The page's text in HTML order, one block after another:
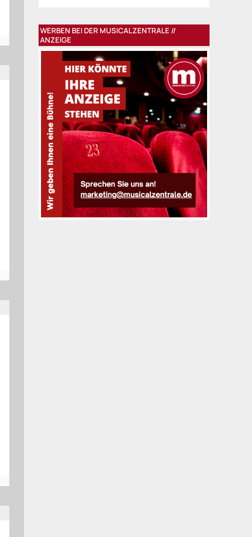
WERBEN BEI DER MUSICALZENTRALE //
ANZEIGE